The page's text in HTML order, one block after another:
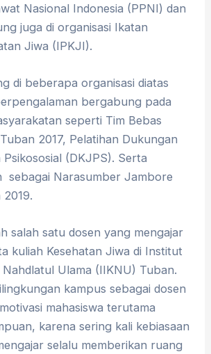
Nasional Indonesia (PPNI) dan
juga di organisasi Ikatan
Jiwa (IPKJI).
di beberapa organisasi diatas
bergabung pada
seperti Tim Bebas
2017, Pelatihan Dukungan
(DKJPS). Serta
sebagai Narasumber Jambore
2019.
salah satu dosen yang mengajar
kuliah Kesehatan Jiwa di Institut
Nahdlatul Ulama (IIKNU) Tuban.
kampus sebagai dosen
mahasiswa terutama
karena sering kali kebiasaan
selalu memberikan ruang